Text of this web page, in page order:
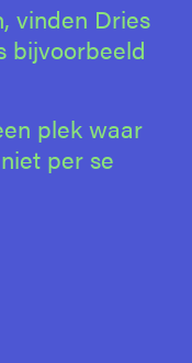
vinden Dries
bijvoorbeeld
plek waar
per se